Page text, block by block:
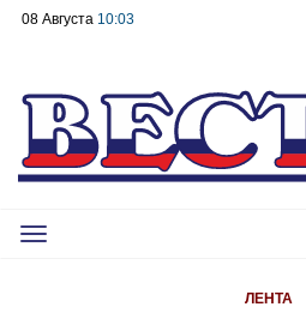
08 Августа 10:03
Toggle
ЛЕНТА